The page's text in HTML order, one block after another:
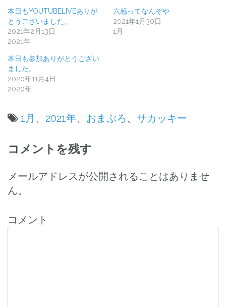
本日もYOUTUBELIVEありが
とうございました。
2021年2月13日
2021年
六感ってなんぞや
2021年1月30日
1月
本日も参加ありがとうござい
ました。
2020年11月4日
2020年
1月 、 2021年、 おまぶろ、 サカッキー
稿
ナ
ビ
ゲ
コメントを残す
メールアドレスが公開されることはありませ
ん。
コメント